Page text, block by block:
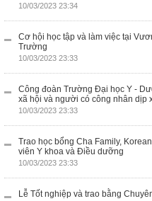
10/03/2023 23:34
Cơ hội học tập và làm việc tại
Trường
10/03/2023 23:33
Công đoàn Trường Đại học Y -
xã hội và người có công nhân dịp
10/03/2023 23:33
Trao học bổng Cha Family,
viên Y khoa và Điều dưỡng
10/03/2023 23:33
Lễ Tốt nghiệp và trao bằng